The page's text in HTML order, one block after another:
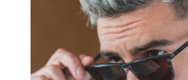
Materiál rámov:
Šírka:
Dĺžka stranice: